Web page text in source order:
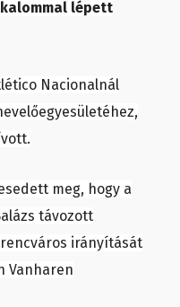
lépett
Nacionalnál
meg, hogy a
távozott
irányítását
Vanharen